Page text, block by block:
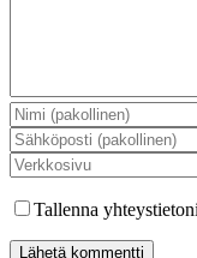
Tallenna